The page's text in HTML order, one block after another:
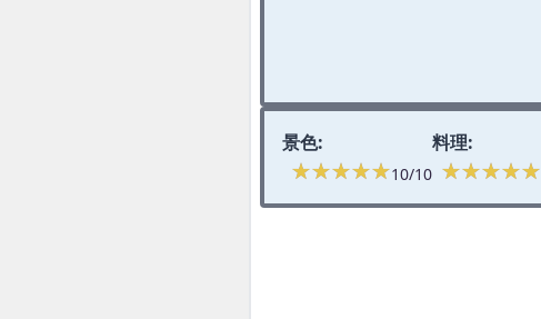
景色:
★★★★★
★★★★★10/10
料理:
★★★★★
★★★★★